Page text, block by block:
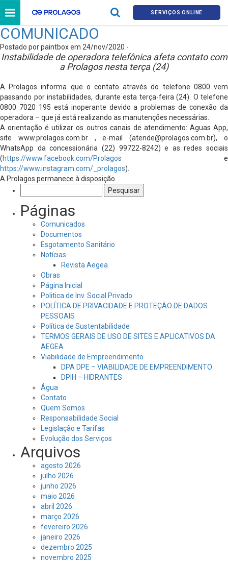
SERVIÇOS ONLINE
COMUNICADO
Postado por paintbox em 24/nov/2020 -
Instabilidade de operadora telefônica afeta contato com
a Prolagos nesta terça (24)
A Prolagos informa que o contato através do telefone 0800 vem
passando por instabilidades, durante esta terça-feira (24). O telefone
0800 7020 195 está inoperante devido a problemas de conexão da
operadora – que já está realizando as manutenções necessárias.
A orientação é utilizar os outros canais de atendimento: Aguas App,
site www.prolagos.com.br , e-mail (atende@prolagos.com.br), o
WhatsApp da concessionária (22) 99722-8242) e as redes sociais
(https://www.facebook.com/Prolagos e
https://www.instagram.com/_prolagos).
A Prolagos permanece à disposição.
por:
Páginas
Comunicados
Documentos
Esgotamento Sanitário
Notícias
Revista Aegea
Obras
Página Inicial
Politica de Inv. Social Privado
POLÍTICA DE PRIVACIDADE E PROTEÇÃO DE DADOS
PESSOAIS
Política de Sustentabilidade
TERMOS GERAIS DE USO DE SITES E APLICATIVOS DA
AEGEA
Viabilidade de Empreendimento
DPA DPE – VIABILIDADE DE EMPREENDIMENTO
DPIH – HIDRANTES
Água
Contato
Quem Somos
Responsabilidade Social
Legislação e Tarifas
Evolução dos Serviços
Arquivos
agosto 2026
julho 2026
junho 2026
maio 2026
abril 2026
março 2026
fevereiro 2026
janeiro 2026
dezembro 2025
novembro 2025